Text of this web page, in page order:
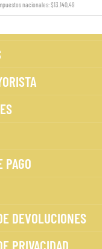
nacionales: $13.140,49
PAGO
DEVOLUCIONES
PRIVACIDAD